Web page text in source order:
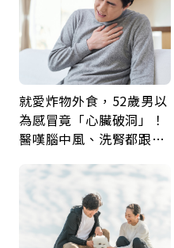
就愛炸物外食，52歲男以
為感冒竟「心臟破洞」！
醫嘆腦中風、洗腎都跟它
救